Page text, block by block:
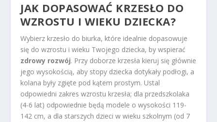
JAK DOPASOWAĆ KRZESŁO DO
WZROSTU I WIEKU DZIECKA?
Wybierz krzesło do biurka, które idealnie dopasowuje
się do wzrostu i wieku Twojego dziecka, by wspierać
zdrowy rozwój. Przy doborze krzesła kieruj się głównie
jego wysokością, aby stopy dziecka dotykały podłogi, a
kolana były zgięte pod kątem prostym. Ustal
odpowiedni zakres wzrostu krzesła; dla przedszkolaka
(4-6 lat) odpowiednie będą modele o wysokości 119-
142 cm, a dla starszych dzieci w wieku szkolnym (od 7